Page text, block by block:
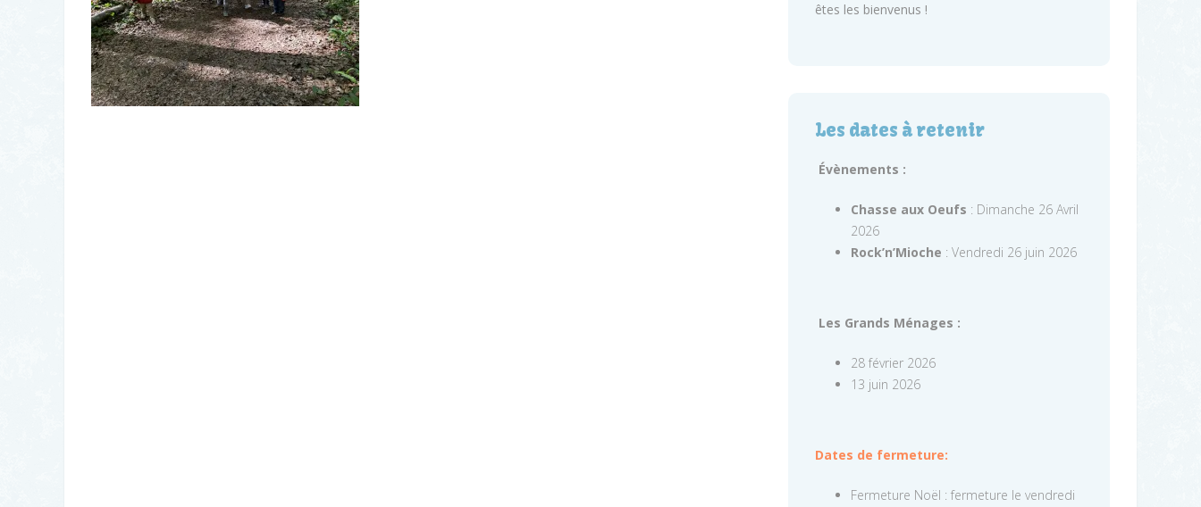
êtes les bienvenus !
Les dates à retenir
Évènements :
Chasse aux Oeufs : Dimanche 26 Avril
2026
Rock’n’Mioche : Vendredi 26 juin 2026
Les Grands Ménages :
28 février 2026
13 juin 2026
Dates de fermeture:
Fermeture Noël : fermeture le vendredi